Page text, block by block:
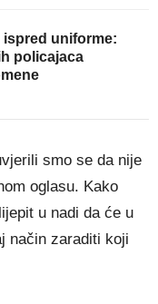
uniforme:
policajaca
smo se da nije
oglasu. Kako
u nadi da će u
način zaraditi koji